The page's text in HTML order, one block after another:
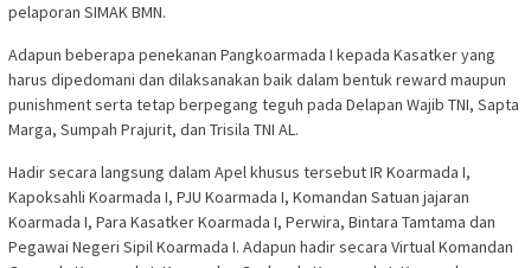
pelaporan SIMAK BMN.
Adapun beberapa penekanan Pangkoarmada I kepada Kasatker yang
harus dipedomani dan dilaksanakan baik dalam bentuk reward maupun
punishment serta tetap berpegang teguh pada Delapan Wajib TNI, Sapta
Marga, Sumpah Prajurit, dan Trisila TNI AL.
Hadir secara langsung dalam Apel khusus tersebut IR Koarmada I,
Kapoksahli Koarmada I, PJU Koarmada I, Komandan Satuan jajaran
Koarmada I, Para Kasatker Koarmada I, Perwira, Bintara Tamtama dan
Pegawai Negeri Sipil Koarmada I. Adapun hadir secara Virtual Komandan